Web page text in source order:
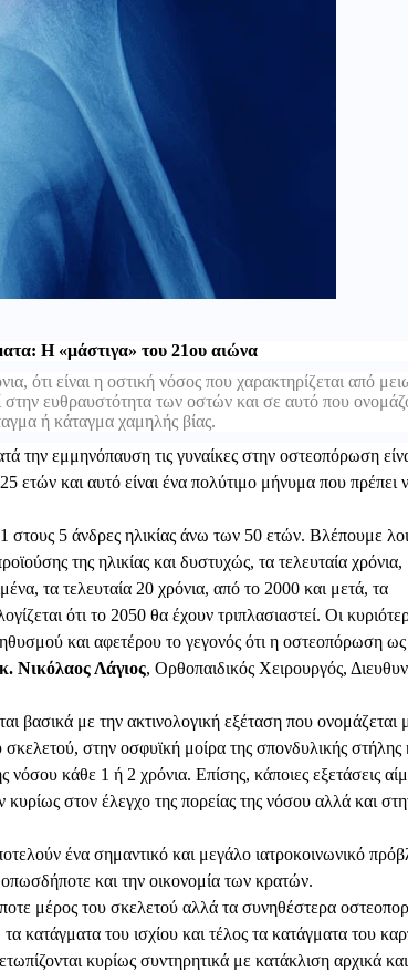
Η «μάστιγα» του 21ου αιώνα
ότι είναι η οστική νόσος που χαρακτηρίζεται από
στην ευθραυστότητα των οστών και σε αυτό που
ή κάταγμα χαμηλής βίας.
την εμμηνόπαυση τις γυναίκες στην οστεοπόρωση
ετών και αυτό είναι ένα πολύτιμο μήνυμα που πρέπει
5 άνδρες ηλικίας άνω των 50 ετών. Βλέπουμε
της ηλικίας και δυστυχώς, τα τελευταία χρόνια,
τα τελευταία 20 χρόνια, από το 2000 και μετά, τα
ότι το 2050 θα έχουν τριπλασιαστεί. Οι
και αφετέρου το γεγονός ότι η οστεοπόρωση
κ. Νικόλαος Λάγιος, Ορθοπαιδικός Χειρουργός,
βασικά με την ακτινολογική εξέταση που ονομάζεται
στην οσφυϊκή μοίρα της σπονδυλικής στήλης
κάθε 1 ή 2 χρόνια. Επίσης, κάποιες εξετάσεις
στον έλεγχο της πορείας της νόσου αλλά και
ένα σημαντικό και μεγάλο ιατροκοινωνικό
και την οικονομία των κρατών.
μέρος του σκελετού αλλά τα συνηθέστερα
κατάγματα του ισχίου και τέλος τα κατάγματα του
κυρίως συντηρητικά με κατάκλιση αρχικά